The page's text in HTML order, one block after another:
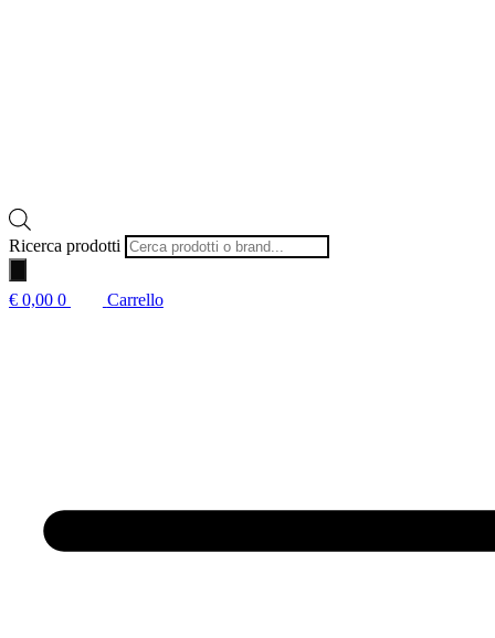
Ricerca prodotti
€ 0,00 0 Carrello